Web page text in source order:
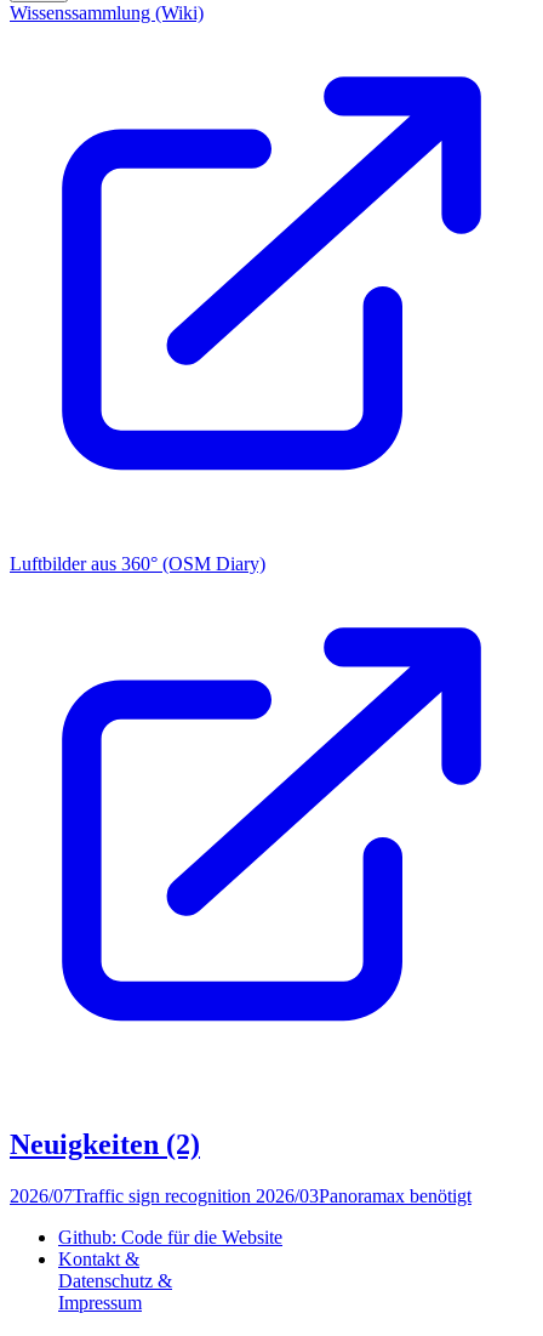
Wissenssammlung (Wiki)
Luftbilder aus 360° (OSM Diary)
Neuigkeiten (2)
2026/07Traffic sign recognition 2026/03Panoramax benötigt
Github: Code für die Website
Kontakt &
Datenschutz &
Impressum